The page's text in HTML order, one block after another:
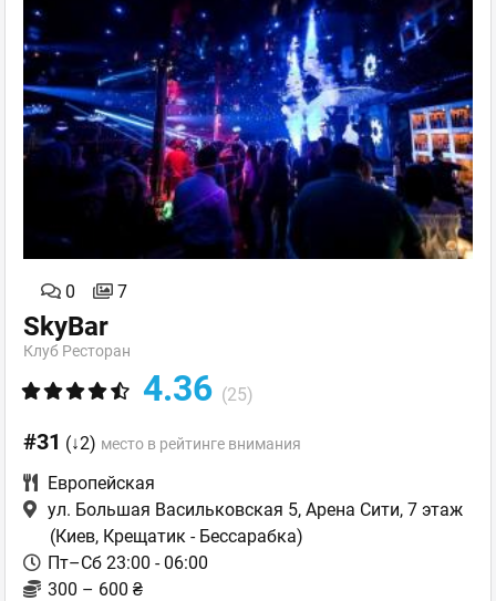
0 7
SkyBar
Клуб Ресторан
4.36 (25)
#31 (↓2) место в рейтинге внимания
Европейская
ул. Большая Васильковская 5, Арена Сити, 7 этаж
(Киев, Крещатик - Бессарабка)
Пт–Сб 23:00 - 06:00
300 – 600 ₴